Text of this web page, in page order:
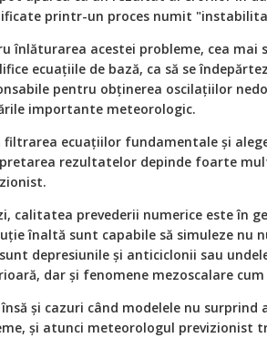
printr-un proces numit
înlăturarea acestei probleme, cea mai
ecuaţiile de bază, ca să se
pentru obţinerea oscilaţiilor
importante meteorologic.
filtrarea ecuaţiilor fundamentale şi
rezultatelor depinde foarte
calitatea prevederii numerice este în
înaltă sunt capabile să simuleze nu
depresiunile şi anticiclonii sau
dar şi fenomene mezoscalare
şi cazuri când modelele nu surprind
şi atunci meteorologul previzionist